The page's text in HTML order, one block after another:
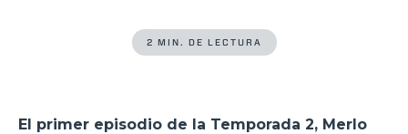
2 MIN. DE LECTURA
El primer episodio de la Temporada 2, Merlo